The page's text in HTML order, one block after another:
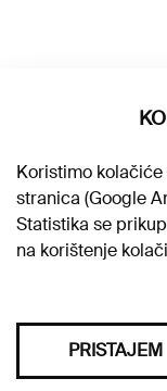
Koristimo
stranica (Google
Statistika se
na korištenje
PRISTAJEM